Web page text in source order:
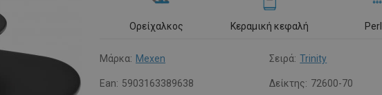
Ορείχαλκος Κεραμική κεφαλή
Μάρκα: Mexen Σειρά: Trinity
Ean: 5903163389638 Δείκτης: 72600-70